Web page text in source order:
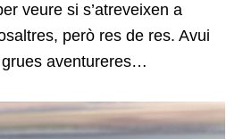
veure si s’atreveixen a
però res de res. Avui
aventureres…